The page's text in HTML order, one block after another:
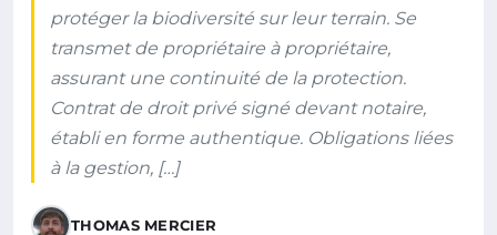
protéger la biodiversité sur leur terrain. Se
transmet de propriétaire à propriétaire,
assurant une continuité de la protection.
Contrat de droit privé signé devant notaire,
établi en forme authentique. Obligations liées
à la gestion, […]
THOMAS MERCIER